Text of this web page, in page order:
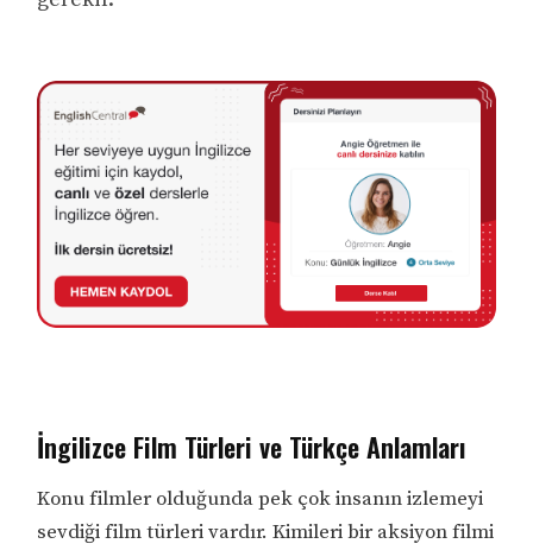
İngilizce Film Türleri ve Türkçe Anlamları
Konu filmler olduğunda pek çok insanın izlemeyi
sevdiği film türleri vardır. Kimileri bir aksiyon filmi